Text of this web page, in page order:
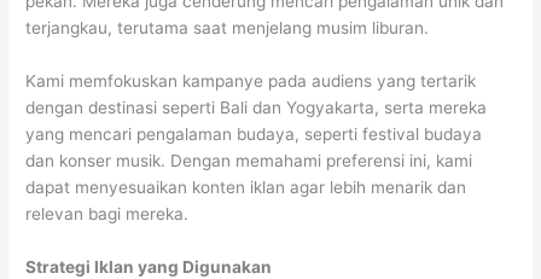
terjangkau, terutama saat menjelang musim liburan.
Kami memfokuskan kampanye pada audiens yang tertarik
dengan destinasi seperti Bali dan Yogyakarta, serta mereka
yang mencari pengalaman budaya, seperti festival budaya
dan konser musik. Dengan memahami preferensi ini, kami
dapat menyesuaikan konten iklan agar lebih menarik dan
relevan bagi mereka.
Strategi Iklan yang Digunakan